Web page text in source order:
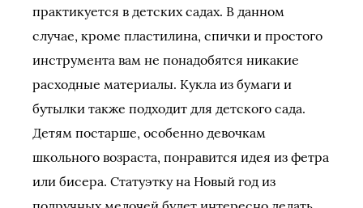
практикуется в детских садах. В данном
случае, кроме пластилина, спички и простого
инструмента вам не понадобятся никакие
расходные материалы. Кукла из бумаги и
бутылки также подходит для детского сада.
Детям постарше, особенно девочкам
школьного возраста, понравится идея из фетра
или бисера. Статуэтку на Новый год из